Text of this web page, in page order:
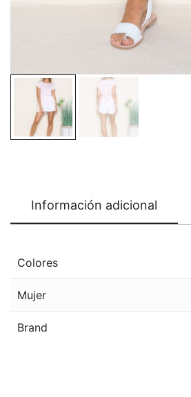
Información adicional
Colores
Mujer
Brand